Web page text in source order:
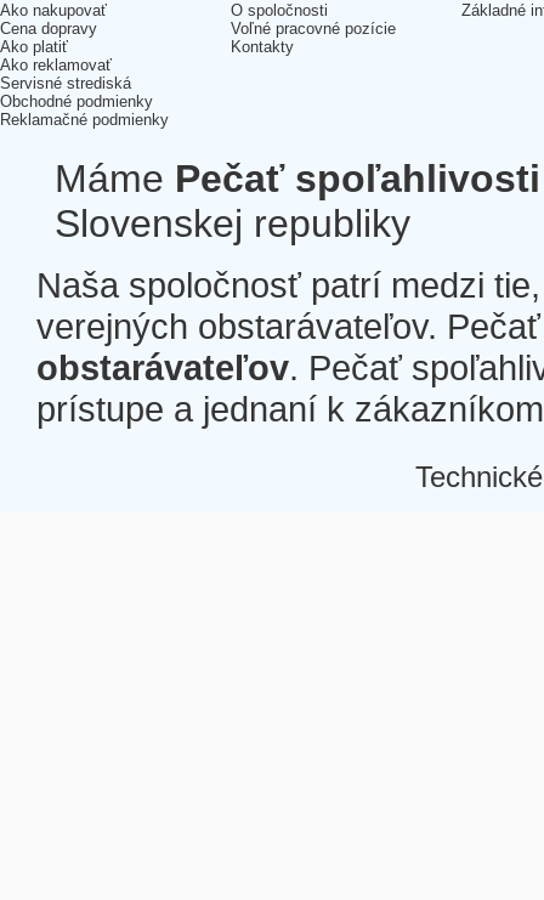
Ako nakupovať
Cena dopravy
Ako platiť
Ako reklamovať
Servisné strediská
Obchodné podmienky
Reklamačné podmienky
O spoločnosti
Voľné pracovné pozície
Kontakty
Základné
Máme Pečať spoľahlivosti
Slovenskej republiky
Naša spoločnosť patrí medzi
verejných obstarávateľov.
obstarávateľov. Pečať
prístupe a jednaní k